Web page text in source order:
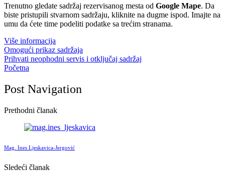
Trenutno gledate sadržaj rezervisanog mesta od Google Mape. Da
biste pristupili stvarnom sadržaju, kliknite na dugme ispod. Imajte na
umu da ćete time podeliti podatke sa trećim stranama.
Više informacija
Omogući prikaz sadržaja
Prihvati neophodni servis i otključaj sadržaj
Početna
Post Navigation
Prethodni članak
Mag. Ines Ljeskavica-Jergović
Sledeći članak